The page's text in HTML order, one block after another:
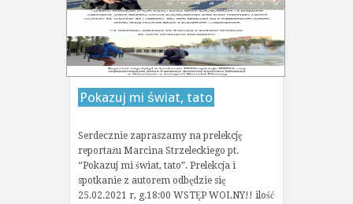
Pokazuj mi świat, tato
Serdecznie zapraszamy na prelekcję
reportażu Marcina Strzeleckiego pt.
“Pokazuj mi świat, tato”. Prelekcja i
spotkanie z autorem odbędzie się
25.02.2021 r, g.18:00 WSTĘP WOLNY!! ilość